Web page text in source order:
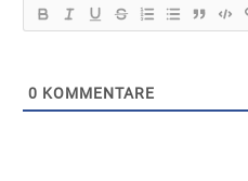
0 KOMMENTARE